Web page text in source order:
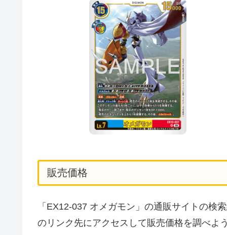
販売価格
「EX12-037 オメガモン」の通販サイトの検
のリンク先にアクセスして販売価格を調べよ